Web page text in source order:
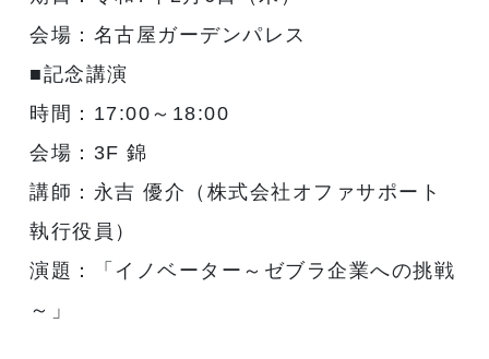
会場：名古屋ガーデンパレス
■記念講演
時間：17:00～18:00
会場：3F 錦
講師：永吉 優介（株式会社オファサポート
執行役員）
演題：「イノベーター～ゼブラ企業への挑戦
～」